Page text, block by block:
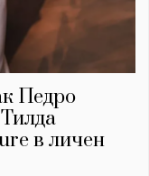
Педро
в личен